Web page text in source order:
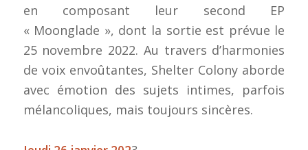
en composant leur second EP
« Moonglade », dont la sortie est prévue le
25 novembre 2022. Au travers d’harmonies
de voix envoûtantes, Shelter Colony aborde
avec émotion des sujets intimes, parfois
mélancoliques, mais toujours sincères.